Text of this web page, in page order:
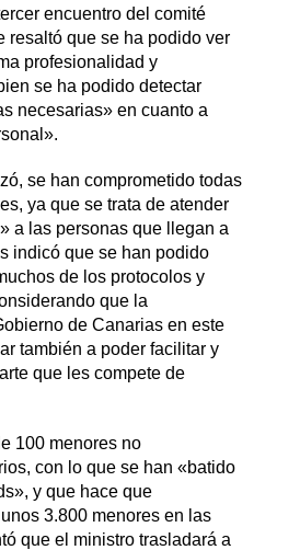
encuentro del comité
resaltó que se ha podido ver
profesionalidad y
se ha podido detectar
necesarias» en cuanto a
se han comprometido todas
ya que se trata de atender
a las personas que llegan a
indicó que se han podido
de los protocolos y
que la
de Canarias en este
también a poder facilitar y
que les compete de
100 menores no
con lo que se han «batido
y que hace que
3.800 menores en las
que el ministro trasladará a